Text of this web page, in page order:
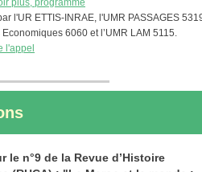
plus, programme
l'UR ETTIS-INRAE, l'UMR PASSAGES
6060 et l’UMR LAM 5115.
l'appel
n°9 de la Revue d’Histoire